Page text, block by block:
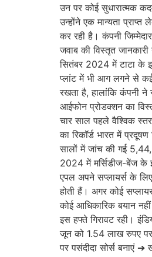
उन पर कोई सुधारात्मक
उन्होंने एक मान्यता
कर रही है। कंपनी
जवाब की विस्तृत
सितंबर 2024 में टाटा के
प्लांट में भी आग लगने से
रखता है, हालांकि कंपनी ने
आईफोन प्रोडक्शन का
चार साल पहले वैश्विक
का रिकॉर्ड भारत में
सालों में जांच की गई
2024 में मर्सिडीज-बेंज के
एपल अपने सप्लायर्स के
होती हैं। अगर कोई
कोई आधिकारिक बयान
इस हफ्ते गिरावट रही।
जून को 1.54 लाख रुपए
पर पसंदीदा सोर्स बनाएं